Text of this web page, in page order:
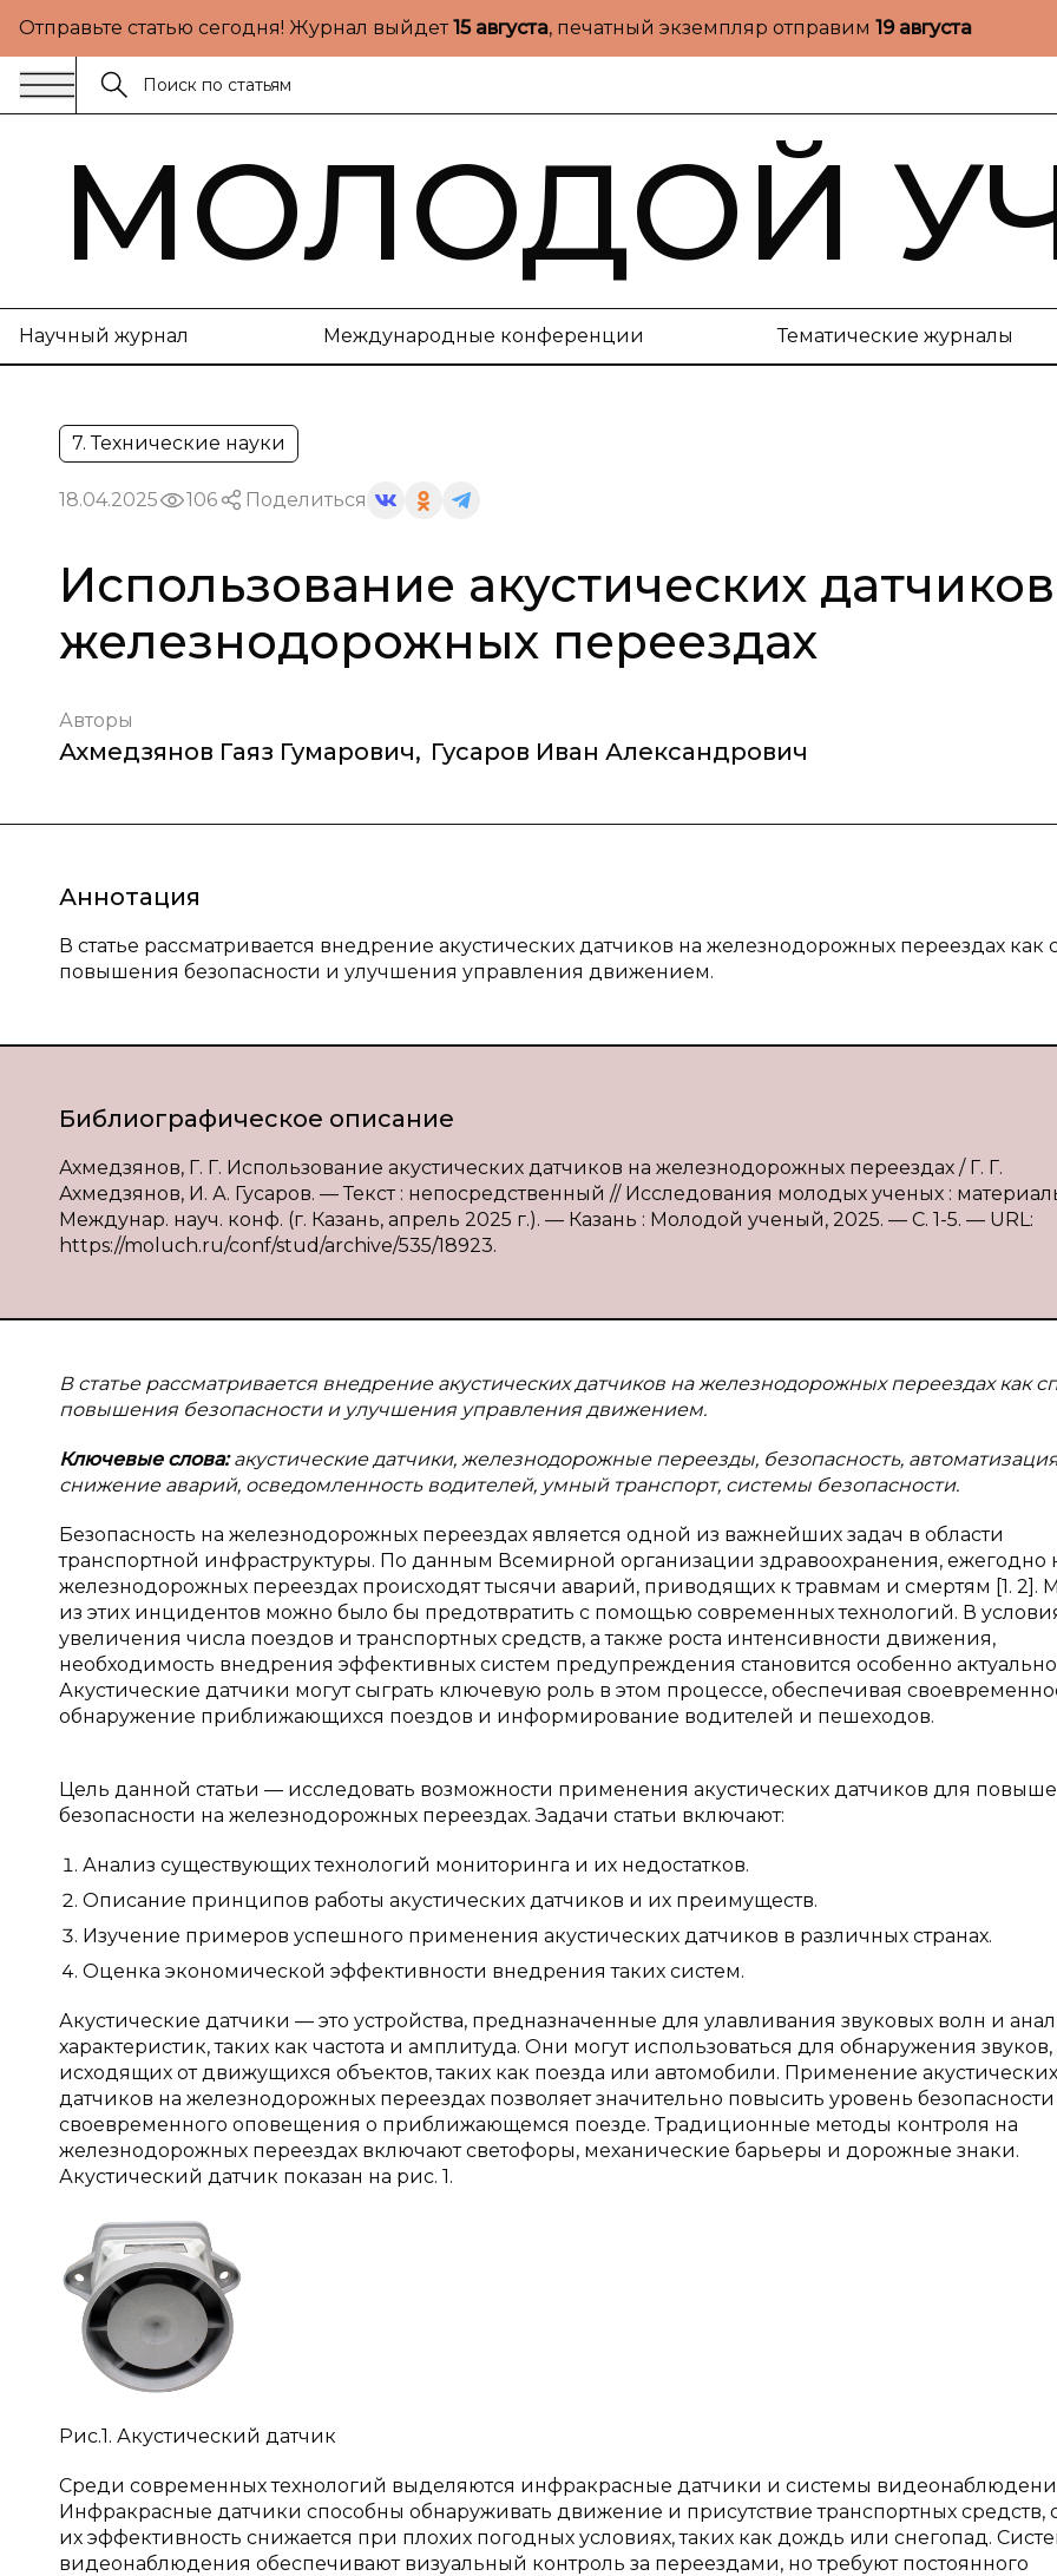
Отправьте статью сегодня! Журнал выйдет15 августа, печатный экземпляр отправим 19 августа
МОЛОДОЙ
Научный журнал Международные конференции Тематические журналы
7. Технические науки
18.04.2025 106 Поделиться
Использование акустических
железнодорожных переездах
Авторы
Ахмедзянов Гаяз Гумарович, Гусаров Иван Александрович
Аннотация
В статье рассматривается внедрение акустических датчиков на железнодорожных переездах как
повышения безопасности и улучшения управления движением.
Библиографическое описание
Ахмедзянов, Г. Г. Использование акустических датчиков на железнодорожных переездах / Г. Г.
Ахмедзянов, И. А. Гусаров. — Текст : непосредственный // Исследования молодых ученых :
Междунар. науч. конф. (г. Казань, апрель 2025 г.). — Казань : Молодой ученый, 2025. — С. 1-5. — URL:
https://moluch.ru/conf/stud/archive/535/18923.
В статье рассматривается внедрение акустических датчиков на железнодорожных переездах как
повышения безопасности и улучшения управления движением.
Ключевые слова:акустические датчики, железнодорожные переезды, безопасность,
снижение аварий, осведомленность водителей, умный транспорт, системы безопасности.
Безопасность на железнодорожных переездах является одной из важнейших задач в области
транспортной инфраструктуры. По данным Всемирной организации здравоохранения, ежегодно
железнодорожных переездах происходят тысячи аварий, приводящих к травмам и смертям [1. 2].
из этих инцидентов можно было бы предотвратить с помощью современных технологий. В
увеличения числа поездов и транспортных средств, а также роста интенсивности движения,
необходимость внедрения эффективных систем предупреждения становится особенно
Акустические датчики могут сыграть ключевую роль в этом процессе, обеспечивая
обнаружение приближающихся поездов и информирование водителей и пешеходов.
Цель данной статьи — исследовать возможности применения акустических датчиков для
безопасности на железнодорожных переездах. Задачи статьи включают:
Анализ существующих технологий мониторинга и их недостатков.
Описание принципов работы акустических датчиков и их преимуществ.
Изучение примеров успешного применения акустических датчиков в различных странах.
Оценка экономической эффективности внедрения таких систем.
Акустические датчики — это устройства, предназначенные для улавливания звуковых волн и
характеристик, таких как частота и амплитуда. Они могут использоваться для обнаружения звуков,
исходящих от движущихся объектов, таких как поезда или автомобили. Применение акустических
датчиков на железнодорожных переездах позволяет значительно повысить уровень безопасности
своевременного оповещения о приближающемся поезде. Традиционные методы контроля на
железнодорожных переездах включают светофоры, механические барьеры и дорожные знаки.
Акустический датчик показан на рис. 1.
Рис.1. Акустический датчик
Среди современных технологий выделяются инфракрасные датчики и системы
Инфракрасные датчики способны обнаруживать движение и присутствие транспортных средств,
их эффективность снижается при плохих погодных условиях, таких как дождь или снегопад.
видеонаблюдения обеспечивают визуальный контроль за переездами, но требуют постоянного